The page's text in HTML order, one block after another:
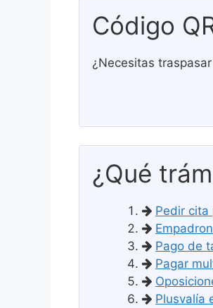
Código
¿Necesitas
¿Qué
Pedir cita
Pago de
Pagar
Plusvalía